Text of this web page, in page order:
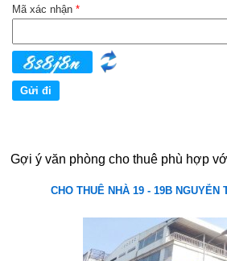
Mã xác nhận*
Gợi ý văn phòng cho thuê phù hợp
CHO THUÊ NHÀ 19 - 19B NGUYỄN